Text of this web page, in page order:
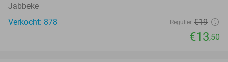
Jabbeke
Verkocht: 878
Regulier €19
€13,50